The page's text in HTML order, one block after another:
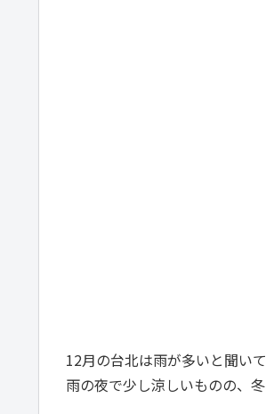
12月の台北は雨が多いと聞い
雨の夜で少し涼しいものの、